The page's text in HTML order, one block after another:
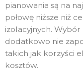
pianowania są na
połowę niższe niż
izolacyjnych. Wybór
dodatkowo nie
takich jak korzyści
kosztów.